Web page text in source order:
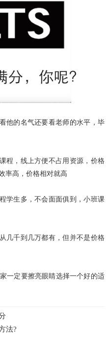
的名气还要看老师的水平，毕
，线上方便不占用资源，价格
率高，价格相对就高
生多，不会面面俱到，小班课
千到几万都有，但并不是价格
定要擦亮眼睛选择一个好的适
法?